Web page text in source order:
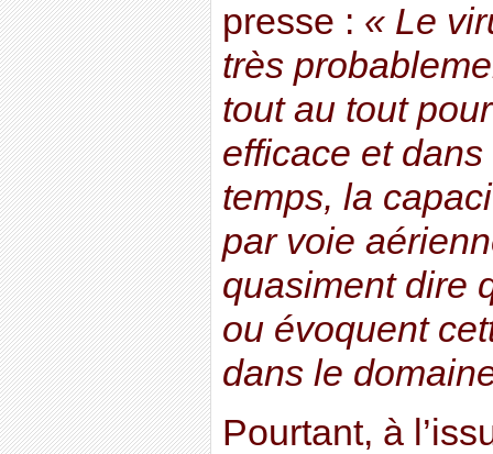
presse : « Le
très
tout au tout
efficace et
temps, la
par voie
quasiment dire
ou évoquent
dans le
Pourtant, à